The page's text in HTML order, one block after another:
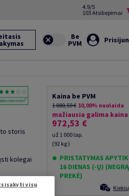
4.9/5
103 Atsiliepimai
storis
kolegai
Kaina be PVM
1 080,59 € 10,00% nuolaida
mažiausia galima kaina
972,53 €
už 1 000 lap.
(92 kg )
PRISTATYMAS
16 DIENAS (-Ų)
PREKĖ)
visų